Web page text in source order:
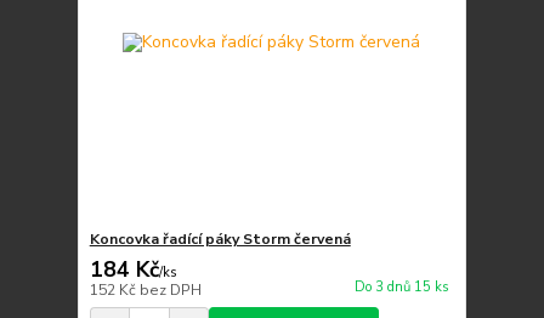
Koncovka řadící páky Storm červená
184 Kč/ks
152 Kč bez DPH Do 3 dnů 15 ks